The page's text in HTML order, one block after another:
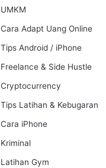
UMKM
Cara Adapt Uang Online
Tips Android / iPhone
Freelance & Side Hustle
Cryptocurrency
Tips Latihan & Kebugaran
Cara iPhone
Kriminal
Latihan Gym